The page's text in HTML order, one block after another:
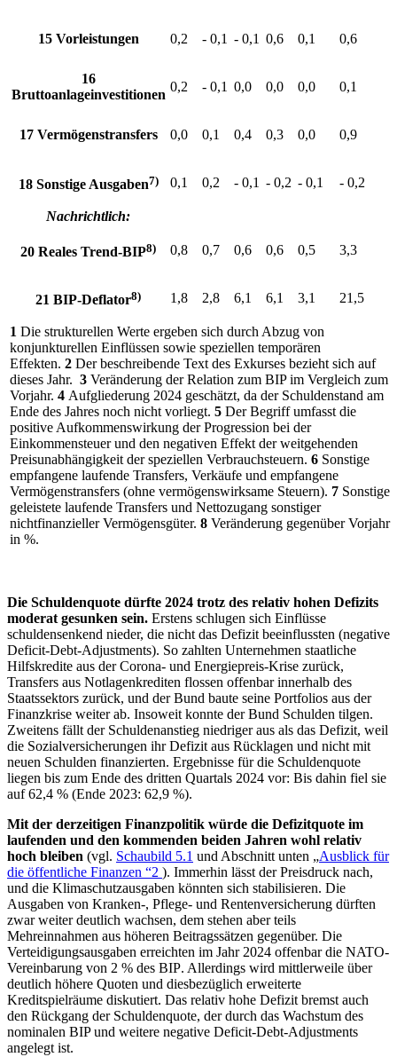
15 Vorleistungen 0,2 - 0,1 - 0,1 0,6 0,1 0,6
16
Bruttoanlageinvestitionen
0,2 - 0,1 0,0 0,0 0,0 0,1
17 Vermögenstransfers 0,0 0,1 0,4 0,3 0,0 0,9
18 Sonstige Ausgaben7) 0,1 0,2 - 0,1 - 0,2 - 0,1 - 0,2
Nachrichtlich:
20 Reales Trend-BIP8) 0,8 0,7 0,6 0,6 0,5 3,3
21 BIP-Deflator8) 1,8 2,8 6,1 6,1 3,1 21,5
1 Die strukturellen Werte ergeben sich durch Abzug von
konjunkturellen Einflüssen sowie speziellen temporären
Effekten. 2 Der beschreibende Text des Exkurses bezieht sich auf
dieses Jahr. 3 Veränderung der Relation zum BIPim Vergleich zum
Vorjahr. 4 Aufgliederung 2024 geschätzt, da der Schuldenstand am
Ende des Jahres noch nicht vorliegt. 5 Der Begriff umfasst die
positive Aufkommenswirkung der Progression bei der
Einkommensteuer und den negativen Effekt der weitgehenden
Preisunabhängigkeit der speziellen Verbrauchsteuern. 6 Sonstige
empfangene laufende Transfers, Verkäufe und empfangene
Vermögenstransfers (ohne vermögenswirksame Steuern). 7 Sonstige
geleistete laufende Transfers und Nettozugang sonstiger
nichtfinanzieller Vermögensgüter. 8 Veränderung gegenüber Vorjahr
in %.
Die Schuldenquote dürfte 2024 trotz des relativ hohen Defizits
moderat gesunken sein. Erstens schlugen sich Einflüsse
schuldensenkend nieder, die nicht das Defizit beeinflussten (negative
Deficit-Debt-Adjustments). So zahlten Unternehmen staatliche
Hilfskredite aus der Corona- und Energiepreis-Krise zurück,
Transfers aus Notlagenkrediten flossen offenbar innerhalb des
Staatssektors zurück, und der Bund baute seine Portfolios aus der
Finanzkrise weiter ab. Insoweit konnte der Bund Schulden tilgen.
Zweitens fällt der Schuldenanstieg niedriger aus als das Defizit, weil
die Sozialversicherungen ihr Defizit aus Rücklagen und nicht mit
neuen Schulden finanzierten. Ergebnisse für die Schuldenquote
liegen bis zum Ende des dritten Quartals 2024 vor: Bis dahin fiel sie
auf 62,4 % (Ende 2023: 62,9 %).
Mit der derzeitigen Finanzpolitik würde die Defizitquote im
laufenden und den kommenden beiden Jahren wohl relativ
hoch bleiben (vgl. Schaubild 5.1 und Abschnitt unten „Ausblick für
die öffentliche Finanzen “2 ). Immerhin lässt der Preisdruck nach,
und die Klimaschutzausgaben könnten sich stabilisieren. Die
Ausgaben von Kranken-, Pflege- und Rentenversicherung dürften
zwar weiter deutlich wachsen, dem stehen aber teils
Mehreinnahmen aus höheren Beitragssätzen gegenüber. Die
Verteidigungsausgaben erreichten im Jahr 2024 offenbar die NATO-
Vereinbarung von 2 % des BIP. Allerdings wird mittlerweile über
deutlich höhere Quoten und diesbezüglich erweiterte
Kreditspielräume diskutiert. Das relativ hohe Defizit bremst auch
den Rückgang der Schuldenquote, der durch das Wachstum des
nominalen BIPund weitere negative Deficit-Debt-Adjustments
angelegt ist.